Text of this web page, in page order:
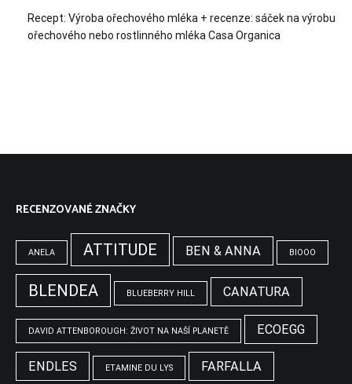
Recept: Výroba ořechového mléka + recenze: sáček na výrobu
ořechového nebo rostlinného mléka Casa Organica
RECENZOVANÉ ZNAČKY
ANELA ATTITUDE BEN & ANNA BIOOO
BLENDEA BLUEBERRY HILL CANATURA
DAVID ATTENBOROUGH: ŽIVOT NA NAŠÍ PLANETĚ ECOEGG
ENDLES ETAMINE DU LYS FARFALLA